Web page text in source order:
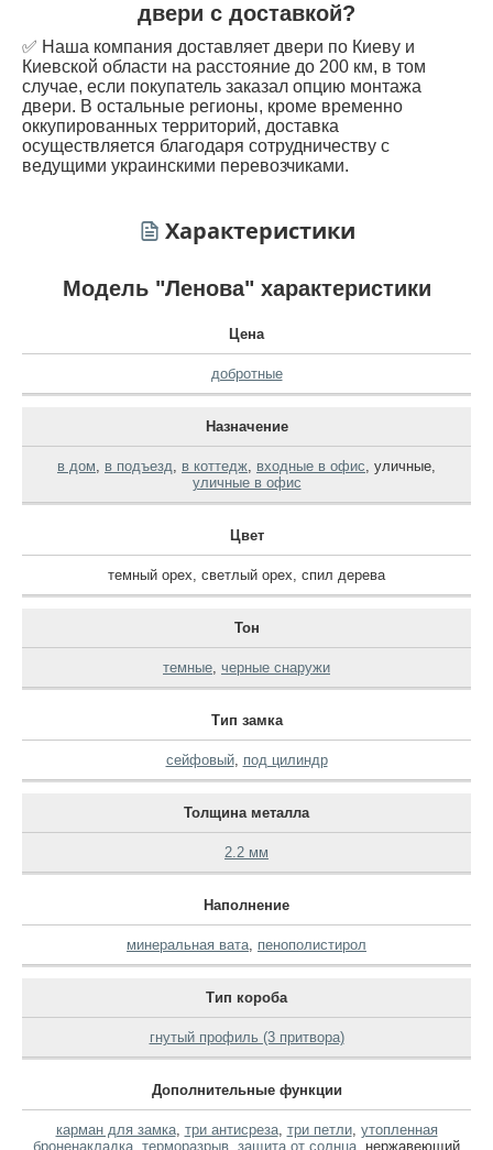
двери с доставкой?
✅ Наша компания доставляет двери по Киеву и
Киевской области на расстояние до 200 км, в том
случае, если покупатель заказал опцию монтажа
двери. В остальные регионы, кроме временно
оккупированных территорий, доставка
осуществляется благодаря сотрудничеству с
ведущими украинскими перевозчиками.
Характеристики
Модель "Ленова" характеристики
Цена
добротные
Назначение
в дом, в подъезд, в коттедж, входные в офис, уличные,
уличные в офис
Цвет
темный орех, светлый орех, спил дерева
Тон
темные, черные снаружи
Тип замка
сейфовый, под цилиндр
Толщина металла
2.2 мм
Наполнение
минеральная вата, пенополистирол
Тип короба
гнутый профиль (3 притвора)
Дополнительные функции
карман для замка, три антисреза, три петли, утопленная
броненакладка терморазрыв защита от солнца нержавеющий